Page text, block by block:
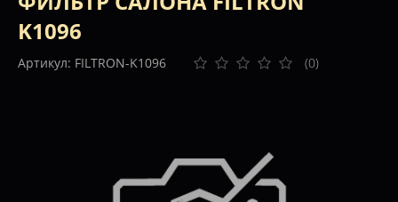
K1096
Артикул: FILTRON-K1096 (0)